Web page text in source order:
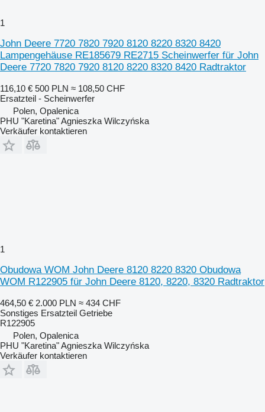
1
John Deere 7720 7820 7920 8120 8220 8320 8420
Lampengehäuse RE185679 RE2715 Scheinwerfer für John
Deere 7720 7820 7920 8120 8220 8320 8420 Radtraktor
116,10 € 500 PLN ≈ 108,50 CHF
Ersatzteil - Scheinwerfer
Polen, Opalenica
PHU "Karetina" Agnieszka Wilczyńska
Verkäufer kontaktieren
1
Obudowa WOM John Deere 8120 8220 8320 Obudowa
WOM R122905 für John Deere 8120, 8220, 8320 Radtraktor
464,50 € 2.000 PLN ≈ 434 CHF
Sonstiges Ersatzteil Getriebe
R122905
Polen, Opalenica
PHU "Karetina" Agnieszka Wilczyńska
Verkäufer kontaktieren